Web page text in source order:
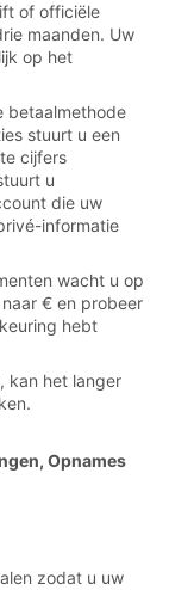
of officiële
maanden. Uw
op het
betaalmethode
stuurt u een
cijfers
u
die uw
informatie
wacht u op
€ en probeer
hebt
kan het langer
Opnames
zodat u uw